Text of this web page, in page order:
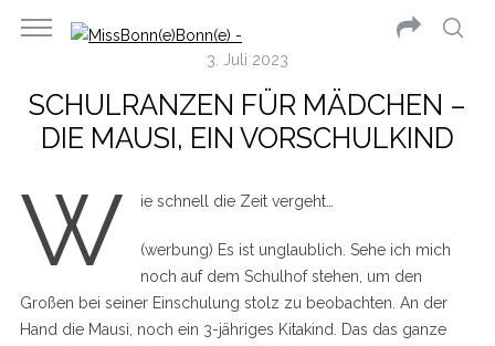
3. Juli 2023
SCHULRANZEN FÜR MÄDCHEN –
DIE MAUSI, EIN VORSCHULKIND
W ie schnell die Zeit vergeht…
(werbung) Es ist unglaublich. Sehe ich mich
noch auf dem Schulhof stehen, um den
Großen bei seiner Einschulung stolz zu beobachten. An der
Hand die Mausi, noch ein 3-jähriges Kitakind. Das das ganze